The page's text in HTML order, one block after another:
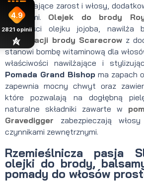
zmiękczające zarost i włosy,
pod nimi.
Olejek do brody
obecności olejku jojoba, nawilża
pielęgnacji brody Scarecrow z
stanowi bombę witaminową dla
właściwości nawilżające i
Pomada Grand Bishop ma zapach
zapewnia mocny chwyt oraz
które pozwalają na dogłębną
naturalne składniki zawarte w
Gravedigger zabezpieczają
czynnikami zewnętrznymi.
Rzemieślnicza pasja
olejki do brody,
pomady do włosów
4.9
2821 opinii